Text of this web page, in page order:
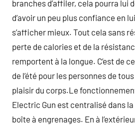
branches d’affiler, cela pourra lui
d’avoir un peu plus confiance en
s’afficher mieux. Tout cela sans
perte de calories et de la
remportent à la longue. C’est de
de l’été pour les personnes de
plaisir du corps.Le
Electric Gun est centralisé dans la
boîte à engrenages. En à